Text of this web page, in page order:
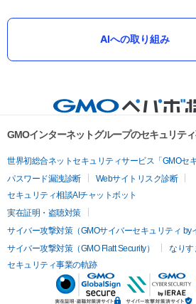
AIへの取り組み
GMOインターネットグループのセキュリテ
世界初総合ネットセキュリティサービス「GMOセ
パスワード漏洩診断
Webサイトリスク診断
セキュリティ相談AIチャットボット
実在証明・盗聴対策
サイバー攻撃対策（GMOサイバーセキュリティ by
サイバー攻撃対策（GMO Flatt Security）
なりす
セキュリティ事業の軌跡